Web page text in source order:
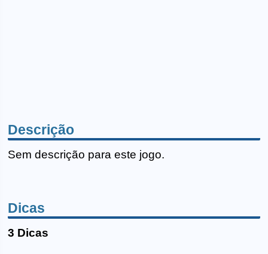
Descrição
Sem descrição para este jogo.
Dicas
3 Dicas